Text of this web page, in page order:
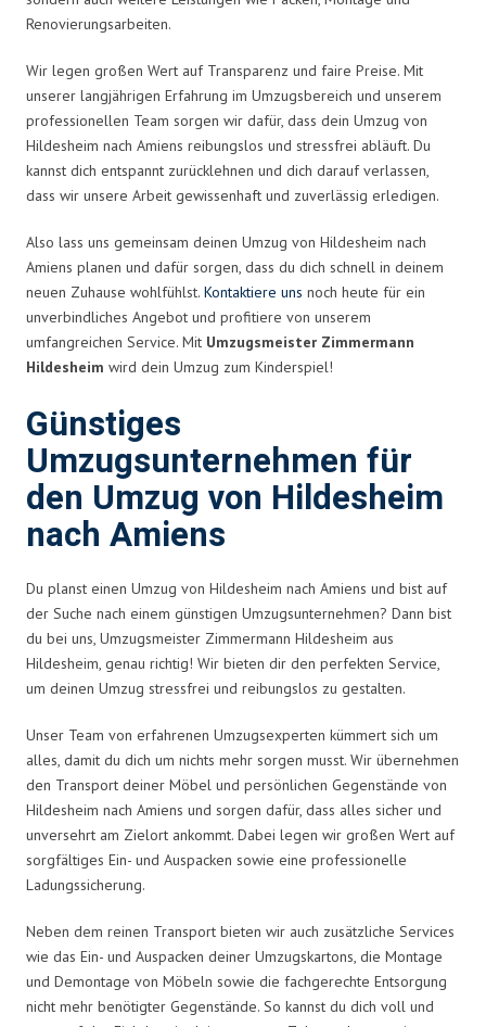
Renovierungsarbeiten.
Wir legen großen Wert auf Transparenz und faire Preise. Mit
unserer langjährigen Erfahrung im Umzugsbereich und unserem
professionellen Team sorgen wir dafür, dass dein Umzug von
Hildesheim nach Amiens reibungslos und stressfrei abläuft. Du
kannst dich entspannt zurücklehnen und dich darauf verlassen,
dass wir unsere Arbeit gewissenhaft und zuverlässig erledigen.
Also lass uns gemeinsam deinen Umzug von Hildesheim nach
Amiens planen und dafür sorgen, dass du dich schnell in deinem
neuen Zuhause wohlfühlst. Kontaktiere uns noch heute für ein
unverbindliches Angebot und profitiere von unserem
umfangreichen Service. Mit Umzugsmeister Zimmermann
Hildesheim wird dein Umzug zum Kinderspiel!
Günstiges
Umzugsunternehmen für
den Umzug von Hildesheim
nach Amiens
Du planst einen Umzug von Hildesheim nach Amiens und bist auf
der Suche nach einem günstigen Umzugsunternehmen? Dann bist
du bei uns, Umzugsmeister Zimmermann Hildesheim aus
Hildesheim, genau richtig! Wir bieten dir den perfekten Service,
um deinen Umzug stressfrei und reibungslos zu gestalten.
Unser Team von erfahrenen Umzugsexperten kümmert sich um
alles, damit du dich um nichts mehr sorgen musst. Wir übernehmen
den Transport deiner Möbel und persönlichen Gegenstände von
Hildesheim nach Amiens und sorgen dafür, dass alles sicher und
unversehrt am Zielort ankommt. Dabei legen wir großen Wert auf
sorgfältiges Ein- und Auspacken sowie eine professionelle
Ladungssicherung.
Neben dem reinen Transport bieten wir auch zusätzliche Services
wie das Ein- und Auspacken deiner Umzugskartons, die Montage
und Demontage von Möbeln sowie die fachgerechte Entsorgung
nicht mehr benötigter Gegenstände. So kannst du dich voll und